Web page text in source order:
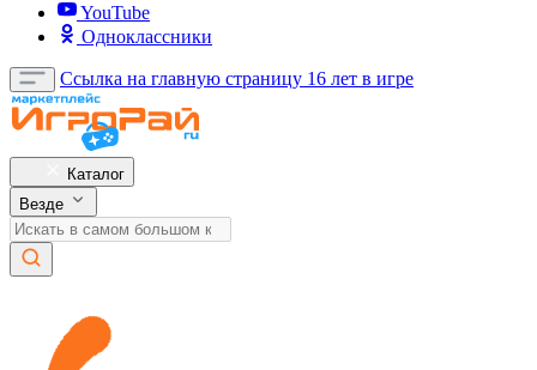
YouTube
Одноклассники
Ссылка на главную страницу 16 лет в игре
Каталог
Везде